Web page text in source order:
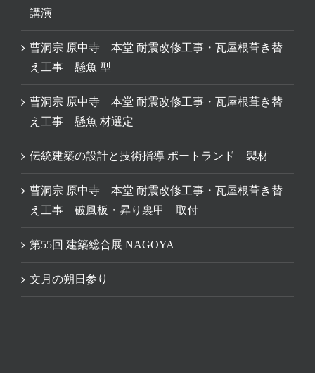
講演
曹洞宗 原中寺 本堂 耐震改修工事・瓦屋根葺き替
え工事 懸魚 型
曹洞宗 原中寺 本堂 耐震改修工事・瓦屋根葺き替
え工事 懸魚 材選定
伝統建築の設計と技術指導 ポートランド 製材
曹洞宗 原中寺 本堂 耐震改修工事・瓦屋根葺き替
え工事 破風板・昇り裏甲 取付
第55回 建築総合展 NAGOYA
文月の朔日参り